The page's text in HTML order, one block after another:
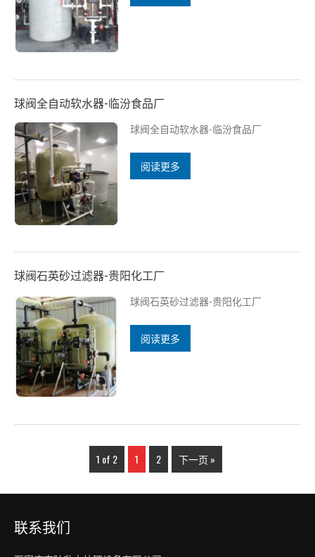
球阀全自动软水器-临汾食品厂
球阀全自动软水器-临汾食品厂
阅读更多
球阀石英砂过滤器-贵阳化工厂
球阀石英砂过滤器-贵阳化工厂
阅读更多
1 of 2 1 2 下一页 »
联系我们